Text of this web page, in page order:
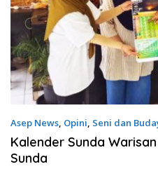
Asep News, Opini, Seni dan
Kalender Sunda
Sunda